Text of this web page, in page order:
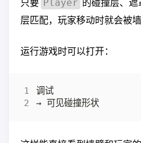
Player
层匹配，玩家移动时就会被墙
运行游戏时可以打开：